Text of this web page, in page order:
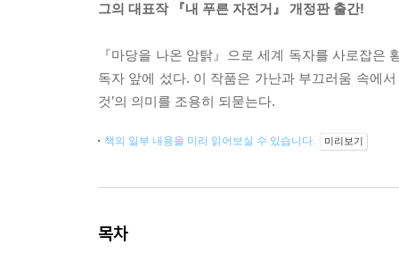
그의 대표작 『내 푸른 자전거』 개정판 출간!
『마당을 나온 암탉』으로 세계 독자를 사로잡
독자 앞에 섰다. 이 작품은 가난과 부끄러움 속에
것’의 의미를 조용히 되묻는다.
책의 일부 내용을 미리 읽어보실 수 있습니다. 미리보기
목차